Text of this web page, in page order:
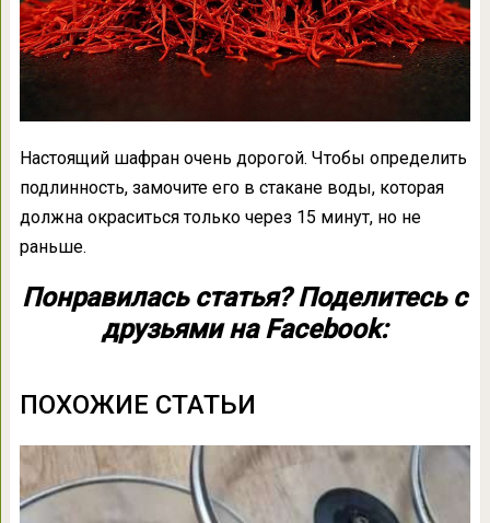
Настоящий шафран очень дорогой. Чтобы определить
подлинность, замочите его в стакане воды, которая
должна окраситься только через 15 минут, но не
раньше.
Понравилась статья? Поделитесь с
друзьями на Facebook:
ПОХОЖИЕ СТАТЬИ